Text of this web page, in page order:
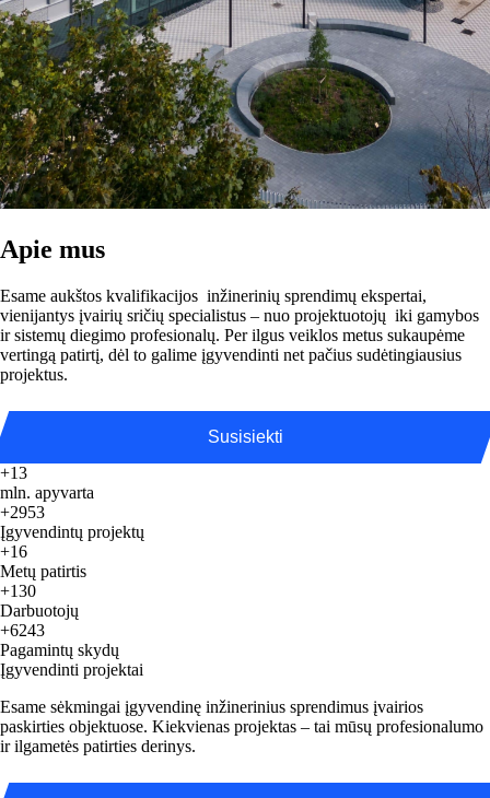
Apie mus
Esame aukštos kvalifikacijos inžinerinių sprendimų ekspertai,
vienijantys įvairių sričių specialistus – nuo projektuotojų iki gamybos
ir sistemų diegimo profesionalų. Per ilgus veiklos metus sukaupėme
vertingą patirtį, dėl to galime įgyvendinti net pačius sudėtingiausius
projektus.
Susisiekti
+13
mln. apyvarta
+2953
Įgyvendintų projektų
+16
Metų patirtis
+130
Darbuotojų
+6243
Pagamintų skydų
Įgyvendinti projektai
Esame sėkmingai įgyvendinę inžinerinius sprendimus įvairios
paskirties objektuose. Kiekvienas projektas – tai mūsų profesionalumo
ir ilgametės patirties derinys.